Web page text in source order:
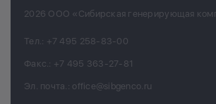
2026 ООО «Сибирская генерирующая
Тел.: +7 495 258-83-00
Факс.: +7 495 363-27-81
Эл. почта.: office@sibgenco.ru